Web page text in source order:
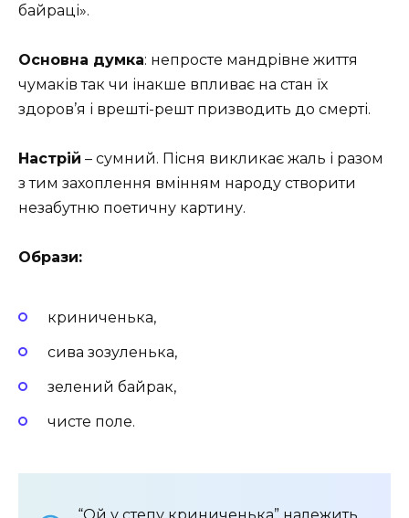
байраці».
Основна думка: непросте мандрівне життя
чумаків так чи інакше впливає на стан їх
здоров’я і врешті-решт призводить до смерті.
Настрій – сумний. Пісня викликає жаль і разом
з тим захоплення вмінням народу створити
незабутню поетичну картину.
Образи:
криниченька,
сива зозуленька,
зелений байрак,
чисте поле.